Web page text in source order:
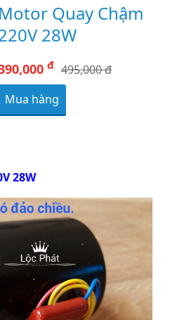
Motor Quay Chậm
28W
đ 495,000 đ
Mua hàng
28W